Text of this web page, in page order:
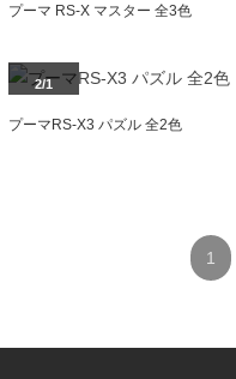
プーマ RS-X マスター 全3色
2/1
プーマRS-X3 パズル 全2色
1